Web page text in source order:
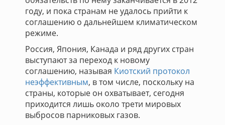
году, и пока странам не удалось прийти к
соглашению о дальнейшем климатическом
режиме.
Россия, Япония, Канада и ряд других стран
выступают за переход к новому
соглашению, называя Киотский протокол
неэффективным, в том числе, поскольку на
страны, которые он охватывает, сегодня
приходится лишь около трети мировых
выбросов парниковых газов.